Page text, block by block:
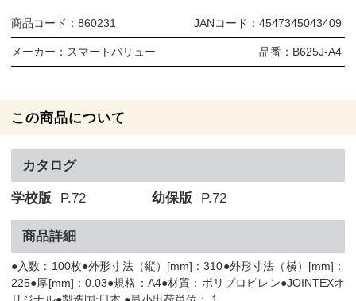
商品コード： 860231 JANコード： 4547345043409
メーカー： スマートバリュー 品番： B625J-A4
この商品について
カタログ
学校版 P.72 幼保版 P.72
商品詳細
●入数：100枚●外形寸法（縦）[mm]：310●外形寸法（横）[mm]：
225●厚[mm]：0.03●規格：A4●材質：ポリプロピレン●JOINTEXオ